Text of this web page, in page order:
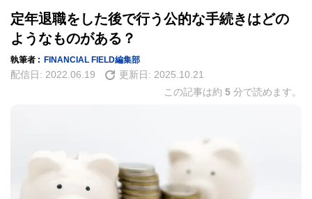
定年退職をした後で行う公的な手続きはどの
ようなものがある？
執筆者 : FINANCIAL FIELD編集部
配信日: 2022.06.19 更新日: 2025.10.21
この記事は約 5 分で読めます。